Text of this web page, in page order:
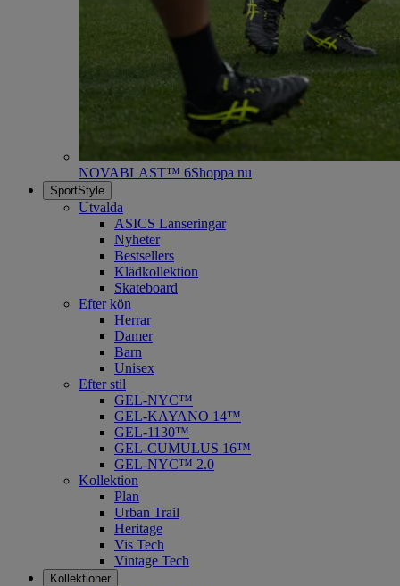
NOVABLAST™ 6Shoppa nu
SportStyle
Utvalda
ASICS Lanseringar
Nyheter
Bestsellers
Klädkollektion
Skateboard
Efter kön
Herrar
Damer
Barn
Unisex
Efter stil
GEL-NYC™
GEL-KAYANO 14™
GEL-1130™
GEL-CUMULUS 16™
GEL-NYC™ 2.0
Kollektion
Plan
Urban Trail
Heritage
Vis Tech
Vintage Tech
Kollektioner